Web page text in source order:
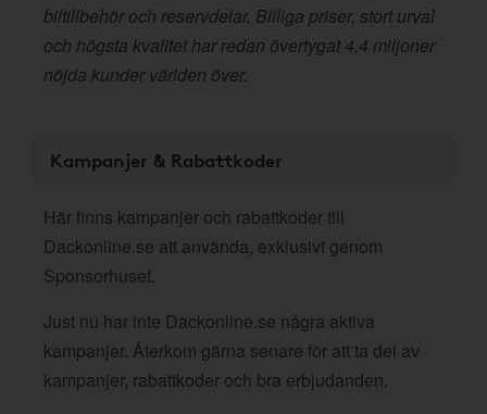
biltillbehör och reservdelar. Billiga priser, stort urval
och högsta kvalitet har redan övertygat 4,4 miljoner
nöjda kunder världen över.
Kampanjer & Rabattkoder
Här finns kampanjer och rabattkoder till
Dackonline.se att använda, exklusivt genom
Sponsorhuset.
Just nu har inte Dackonline.se några aktiva
kampanjer. Återkom gärna senare för att ta del av
kampanjer, rabattkoder och bra erbjudanden.